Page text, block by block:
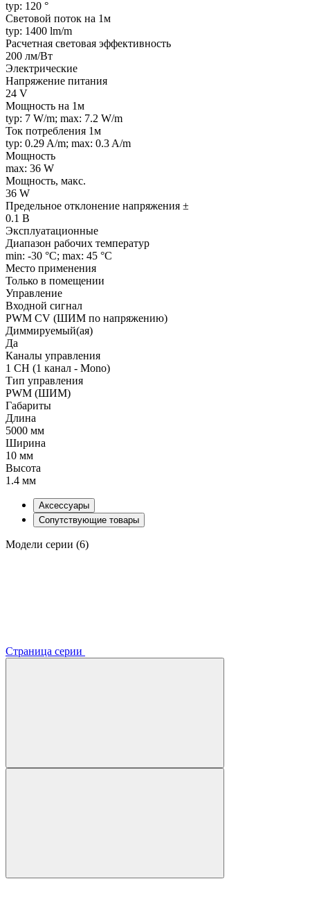
typ: 120 °
Световой поток на 1м
typ: 1400 lm/m
Расчетная световая эффективность
200 лм/Вт
Электрические
Напряжение питания
24 V
Мощность на 1м
typ: 7 W/m; max: 7.2 W/m
Ток потребления 1м
typ: 0.29 A/m; max: 0.3 A/m
Мощность
max: 36 W
Мощность, макс.
36 W
Предельное отклонение напряжения ±
0.1 В
Эксплуатационные
Диапазон рабочих температур
min: -30 °C; max: 45 °C
Место применения
Только в помещении
Управление
Входной сигнал
PWM СV (ШИМ по напряжению)
Диммируемый(ая)
Да
Каналы управления
1 CH (1 канал - Mono)
Тип управления
PWM (ШИМ)
Габариты
Длина
5000 мм
Ширина
10 мм
Высота
1.4 мм
Аксессуары
Сопутствующие товары
Модели серии (6)
Страница серии